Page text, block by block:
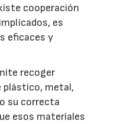
cooperación
es
eficaces y
recoger
plástico, metal,
su correcta
esos materiales